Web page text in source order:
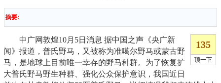
摘要:
中广网敦煌10月5日消息 据中国之声《央广新
闻》报道，普氏野马，又被称为准噶尔野马或蒙古野
马，是地球上目前唯一幸存的野马种群。为了恢复扩
大普氏野马野生种群、强化公众保护意识，我国近日